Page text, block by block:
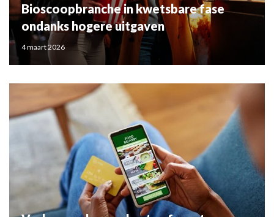
Bioscoopbranche in kwetsbare fase
ondanks hogere uitgaven
4 maart 2026